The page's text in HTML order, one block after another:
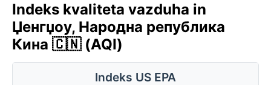
Indeks kvaliteta vazduha in
Џенгџоу, Народна република
Кина 🇨🇳 (AQI)
Indeks US EPA